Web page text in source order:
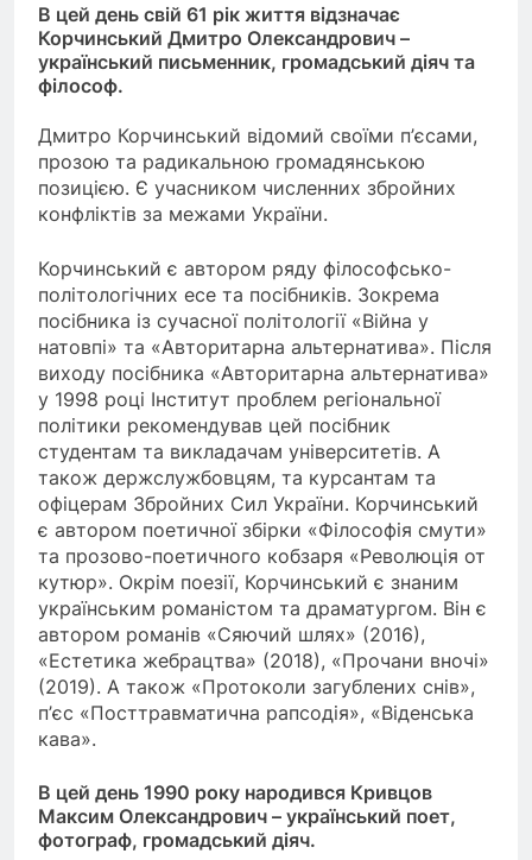
В цей день свій 61 рік життя відзначає
Корчинський Дмитро Олександрович –
український письменник, громадський діяч та
філософ.
Дмитро Корчинський відомий своїми п’єсами,
прозою та радикальною громадянською
позицією. Є учасником численних збройних
конфліктів за межами України.
Корчинський є автором ряду філософсько-
політологічних есе та посібників. Зокрема
посібника із сучасної політології «Війна у
натовпі» та «Авторитарна альтернатива». Після
виходу посібника «Авторитарна альтернатива»
у 1998 році Інститут проблем регіональної
політики рекомендував цей посібник
студентам та викладачам університетів. А
також держслужбовцям, та курсантам та
офіцерам Збройних Сил України. Корчинський
є автором поетичної збірки «Філософія смути»
та прозово-поетичного кобзаря «Революція от
кутюр». Окрім поезії, Корчинський є знаним
українським романістом та драматургом. Він є
автором романів «Сяючий шлях» (2016),
«Естетика жебрацтва» (2018), «Прочани вночі»
(2019). А також «Протоколи загублених снів»,
п’єс «Посттравматична рапсодія», «Віденська
кава».
В цей день 1990 року народився Кривцов
Максим Олександрович – український поет,
фотограф, громадський діяч.